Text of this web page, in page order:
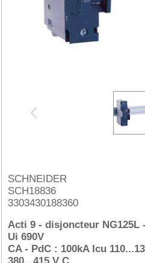
SCHNEIDER
SCH18836
3303430188360
Acti 9 - disjoncteur NG125L
Ui 690V
CA - PdC : 100kA Icu